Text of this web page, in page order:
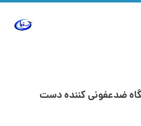
ضدعفونی کننده دست